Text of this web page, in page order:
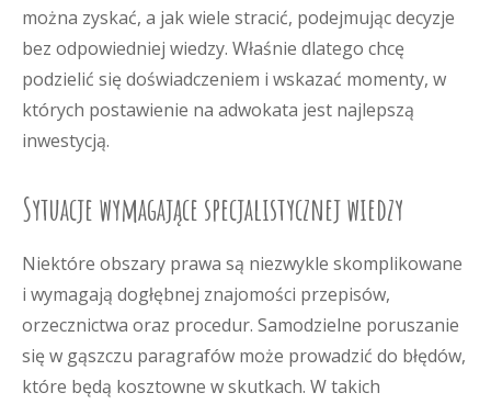
można zyskać, a jak wiele stracić, podejmując decyzje
bez odpowiedniej wiedzy. Właśnie dlatego chcę
podzielić się doświadczeniem i wskazać momenty, w
których postawienie na adwokata jest najlepszą
inwestycją.
Sytuacje wymagające specjalistycznej wiedzy
Niektóre obszary prawa są niezwykle skomplikowane
i wymagają dogłębnej znajomości przepisów,
orzecznictwa oraz procedur. Samodzielne poruszanie
się w gąszczu paragrafów może prowadzić do błędów,
które będą kosztowne w skutkach. W takich